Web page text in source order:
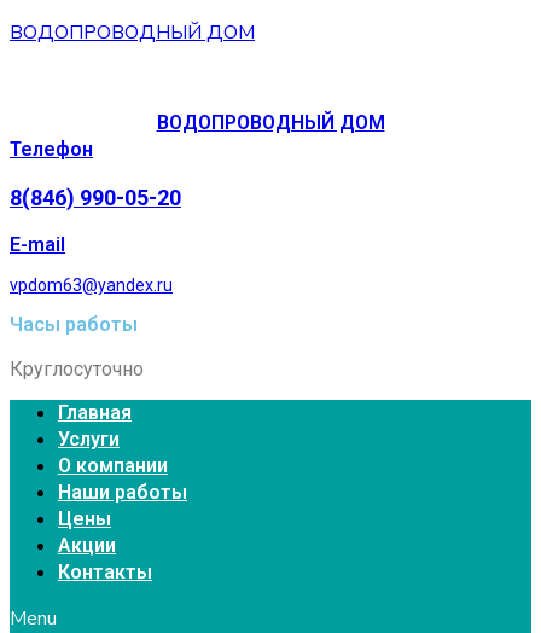
ВОДОПРОВОДНЫЙ ДОМ
ВОДОПРОВОДНЫЙ ДОМ
Телефон
8(846) 990-05-20
E-mail
vpdom63@yandex.ru
Часы работы
Круглосуточно
Главная
Услуги
О компании
Наши работы
Цены
Акции
Контакты
Menu